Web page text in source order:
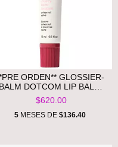
ORDEN** GLOSSIER-
BALM DOTCOM LIP BALM
AND SKIN SALVE -BLACK
CHERRY
$620.00
5MESES DE $136.40